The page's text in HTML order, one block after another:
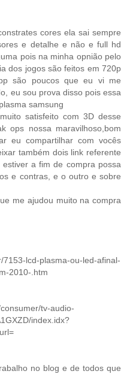
cores ela sai sempre
e detalhe e não e full hd
pois na minha opnião pelo
dos jogos são feitos em 720p
são poucos que eu vi me
eu sou prova disso pois essa
samsung
satisfeito com 3D desse
ops nossa maravilhoso,bom
eu compartilhar com vocês
também dois link referente
a fim de compra possa
e contras, e o outro e sobre
me ajudou muito na compra
7153-lcd-plasma-ou-led-afinal-
2010-.htm
tv-audio-
index.idx?
no blog e de todos que